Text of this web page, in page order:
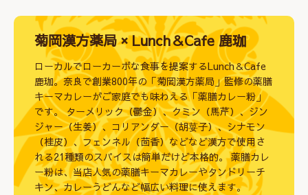
菊岡漢方薬局 × Lunch＆Cafe 鹿珈
ローカルでローカーボな食事を提案するLunch＆Cafe
鹿珈。奈良で創業800年の「菊岡漢方薬局」監修の薬膳
キーマカレーがご家庭でも味わえる「薬膳カレー粉」
です。 ターメリック（鬱金）、クミン（馬芹）、ジン
ジャー（生姜）、コリアンダー（胡荽子）、シナモン
（桂皮）、フェンネル（茴香）などなど漢方で使用さ
れる21種類のスパイスは簡単だけど本格的。 薬膳カレ
ー粉は、当店人気の薬膳キーマカレーやタンドリーチ
キン、カレーうどんなど幅広い料理に使えます。